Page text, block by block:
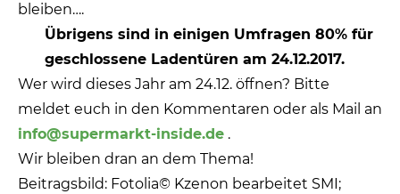
bleiben….
Übrigens sind in einigen Umfragen 80% für
geschlossene Ladentüren am 24.12.2017.
Wer wird dieses Jahr am 24.12. öffnen? Bitte
meldet euch in den Kommentaren oder als Mail an
info@supermarkt-inside.de .
Wir bleiben dran an dem Thema!
Beitragsbild: Fotolia© Kzenon bearbeitet SMI;